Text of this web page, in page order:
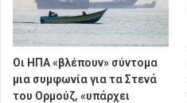
Οι ΗΠΑ «βλέπουν» σύντομα
μια συμφωνία για τα Στενά
του Ορμούζ, «υπάρχει